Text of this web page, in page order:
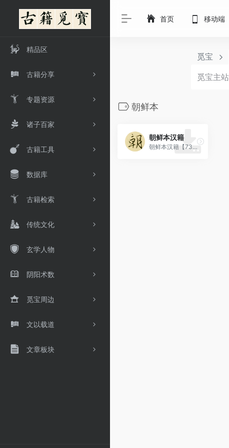
精品区
古籍分享
专题资源
诸子百家
古籍工具
数据库
古籍检索
传统文化
玄学人物
阴阳术数
觅宝周边
文以载道
文章板块
首页 移动端
觅宝
朝鲜本
朝鲜本汉籍
朝鲜本汉籍【73.6GB·1240册】